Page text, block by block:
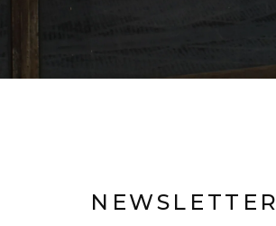
NEWSLETTER